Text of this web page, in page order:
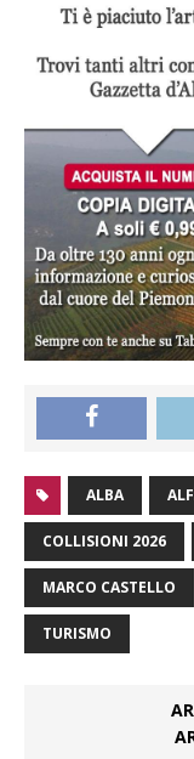
ALBA
COLLISIONI 2026
MARCO CASTELLO
TURISMO